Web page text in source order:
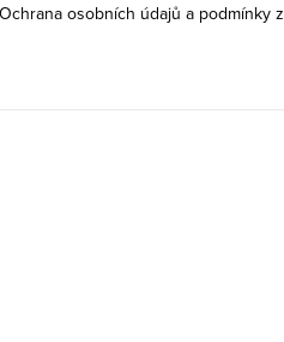
Ochrana osobních údajů a podmínky